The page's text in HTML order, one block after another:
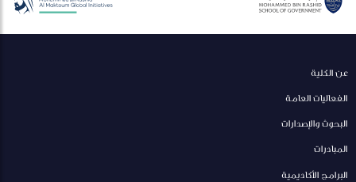
عن الكلية
الفعاليات العامة
البحوث والإصدارات
المبادرات
البرامج الأكاديمية